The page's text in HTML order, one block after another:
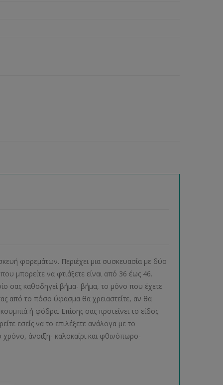
φορεμάτων. Περιέχει μια συσκευασία με δύο
μπορείτε να φτιάξετε είναι από 36 έως 46.
σας καθοδηγεί βήμα- βήμα, το μόνο που έχετε
από το πόσο ύφασμα θα χρειαστείτε, αν θα
ή φόδρα. Επίσης σας προτείνει το είδος
εσείς να το επιλέξετε ανάλογα με το
άνοιξη- καλοκαίρι και φθινόπωρο-